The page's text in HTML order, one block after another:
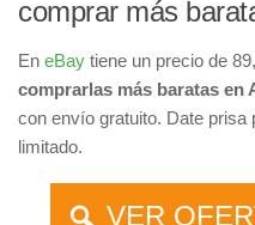
comprar más
En eBay tiene un precio de
comprarlas más baratas en
con envío gratuito. Date prisa
limitado.
VER